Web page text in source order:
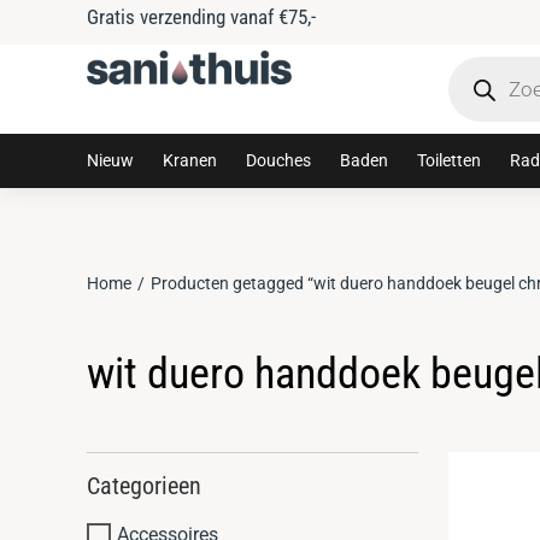
Gratis verzending vanaf €75,-
Nieuw Kranen Douches Baden Toiletten
Je bent hier:
Home Producten getagged “wit duero handdoek beugel
wit duero handdoek
Categorieen
Accessoires